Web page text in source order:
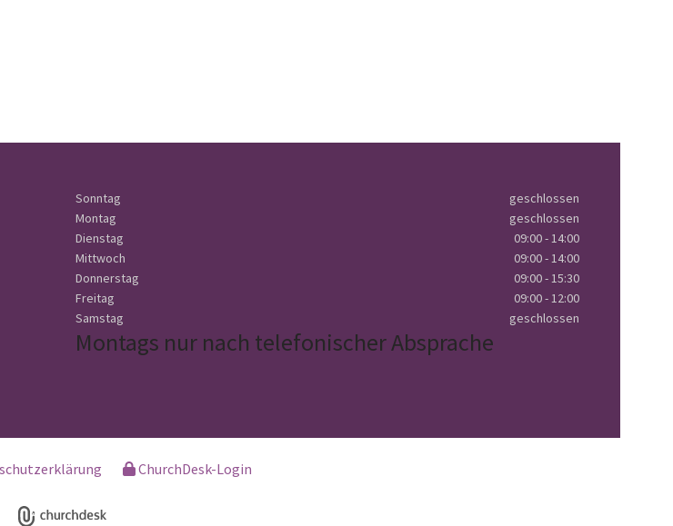
Sonntag
geschlossen
Montag
geschlossen
Dienstag
09:00 - 14:00
Mittwoch
09:00 - 14:00
Donnerstag
09:00 - 15:30
Freitag
09:00 - 12:00
Samstag
geschlossen
Montags nur nach telefonischer Absprache
ChurchDesk-Login